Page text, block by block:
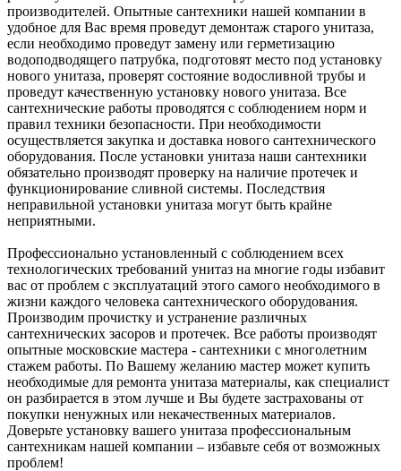
производителей. Опытные сантехники нашей компании в
удобное для Вас время проведут демонтаж старого унитаза,
если необходимо проведут замену или герметизацию
водоподводящего патрубка, подготовят место под установку
нового унитаза, проверят состояние водосливной трубы и
проведут качественную установку нового унитаза. Все
сантехнические работы проводятся с соблюдением норм и
правил техники безопасности. При необходимости
осуществляется закупка и доставка нового сантехнического
оборудования. После установки унитаза наши сантехники
обязательно производят проверку на наличие протечек и
функционирование сливной системы. Последствия
неправильной установки унитаза могут быть крайне
неприятными.
Профессионально установленный с соблюдением всех
технологических требований унитаз на многие годы избавит
вас от проблем с эксплуатаций этого самого необходимого в
жизни каждого человека сантехнического оборудования.
Производим прочистку и устранение различных
сантехнических засоров и протечек. Все работы производят
опытные московские мастера - сантехники с многолетним
стажем работы. По Вашему желанию мастер может купить
необходимые для ремонта унитаза материалы, как специалист
он разбирается в этом лучше и Вы будете застрахованы от
покупки ненужных или некачественных материалов.
Доверьте установку вашего унитаза профессиональным
сантехникам нашей компании – избавьте себя от возможных
проблем!